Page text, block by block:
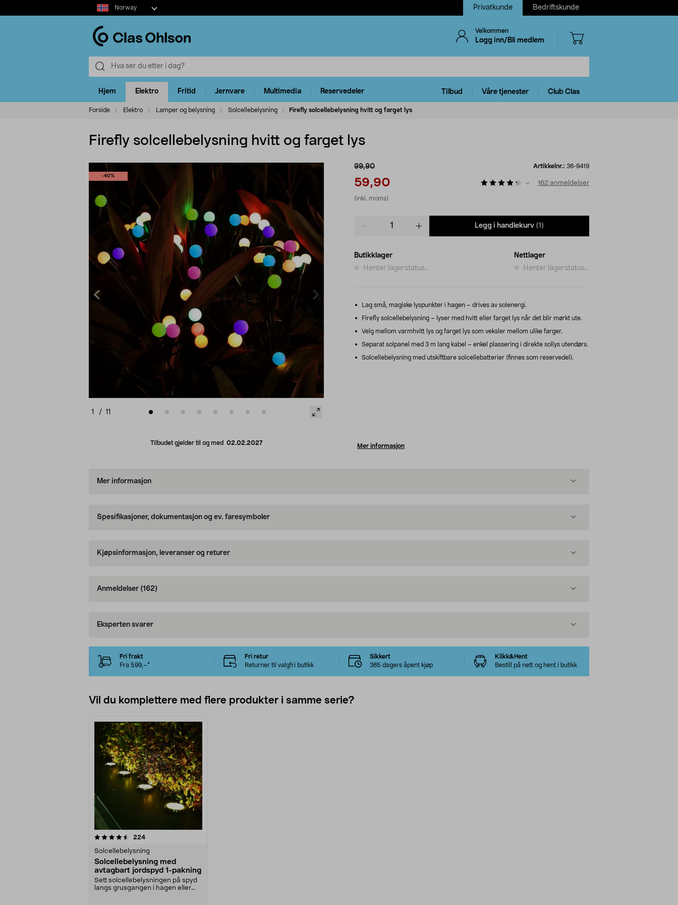
Select
market
Norway Privatkunde Bedriftskunde
Velkommen
Logg inn/Bli medlem
Hjem Elektro Fritid Jernvare Multimedia Reservedeler Tilbud Våre tjenester Club Clas
Forside Elektro Lamper og belysning Solcellebelysning Firefly solcellebelysning hvitt og farget lys
Firefly solcellebelysning hvitt og farget lys
-40%
1 / 11
Tilbudet gjelder til og med 02.02.2027
99,90
59,90
(inkl. moms)
Artikkelnr.: 36-9419
162 anmeldelser
Legg i handlekurv (1)
Butikklager
Henter lagerstatus...
Nettlager
Henter lagerstatus...
Lag små, magiske lyspunkter i hagen – drives av solenergi.
Firefly solcellebelysning – lyser med hvitt eller farget lys når det blir mørkt ute.
Velg mellom varmhvitt lys og farget lys som veksler mellom ulike farger.
Separat solpanel med 3 m lang kabel – enkel plassering i direkte sollys utendørs.
Solcellebelysning med utskiftbare solcellebatterier (finnes som reservedel).
Mer informasjon
Mer informasjon
Spesifikasjoner, dokumentasjon og ev. faresymboler
Kjøpsinformasjon, leveranser og returer
Anmeldelser (162)
Eksperten svarer
Fri frakt
Fra 599,–*
Fri retur
Returner til valgfri butikk
Sikkert
365 dagers åpent kjøp
Klikk&Hent
Bestill på nett og hent i butikk
Vil du komplettere med flere produkter i samme serie?
224anmeldelser
Solcellebelysning
Solcellebelysning med
avtagbart jordspyd 1-pakning
Sett solcellebelysningen på spyd
langs grusgangen i hagen eller